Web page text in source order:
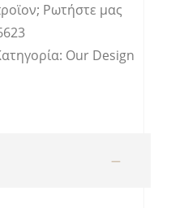
Ρωτήστε μας
Our Design